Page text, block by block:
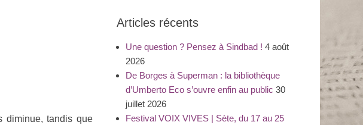
diminue, tandis que
Articles récents
Une question ? Pensez à Sindbad ! 4 août
2026
De Borges à Superman : la bibliothèque
d’Umberto Eco s’ouvre enfin au public 30
juillet 2026
Festival VOIX VIVES | Sète, du 17 au 25